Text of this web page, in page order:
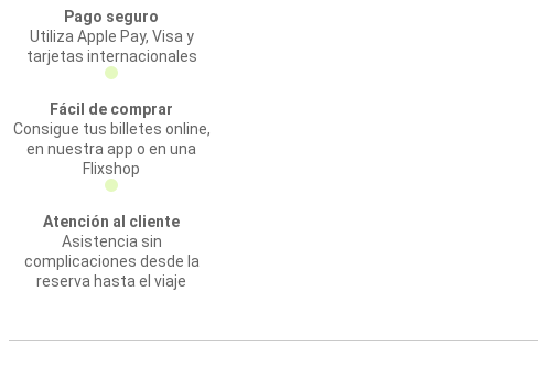
Pago seguro
Utiliza Apple Pay, Visa y
tarjetas internacionales
Fácil de comprar
Consigue tus billetes online,
en nuestra app o en una
Flixshop
Atención al cliente
Asistencia sin
complicaciones desde la
reserva hasta el viaje